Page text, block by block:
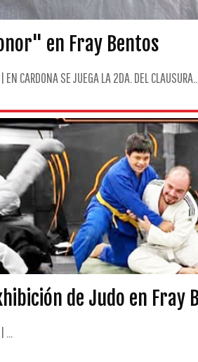
en Fray Bentos
| EN CARDONA SE JUEGA LA 2DA. DEL
de Judo en Fray
| ...